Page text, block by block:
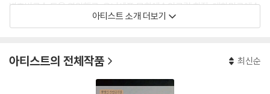
별초빙교수 등을 역임했고, 유니세프 문화예술인클럽 회장, 대한민국예술
원 회원, 국립국악관현악단 예술감독으로 활동했다. 1986년에는 뉴욕 카
년 대한민국 예술원상, 2008년 일맥문화대상, 2010년 후쿠오카 아시아
문화상 등을 수상했다. 2003년에는 은관문화훈장을 받았다.
아티스트 소개 더보기
아티스트의 전체작품 최신순